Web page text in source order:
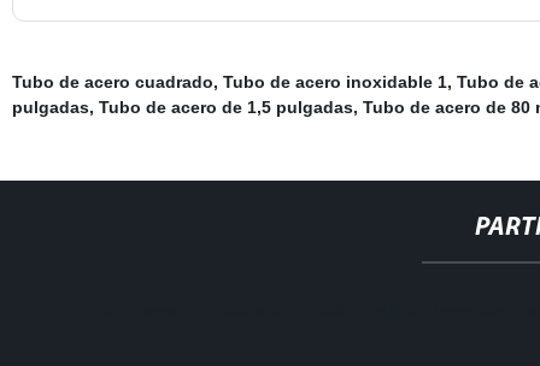
Tubo de acero cuadrado, Tubo de acero inoxidable 1, Tubo de
pulgadas, Tubo de acero de 1,5 pulgadas, Tubo de acero de 80